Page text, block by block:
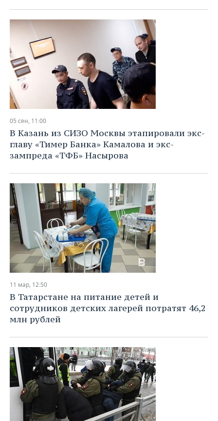
05 сен, 11:00
В Казань из СИЗО Москвы этапировали экс-
главу «Тимер Банка» Камалова и экс-
зампреда «ТФБ» Насырова
11 мар, 12:50
В Татарстане на питание детей и
сотрудников детских лагерей потратят 46,2
млн рублей